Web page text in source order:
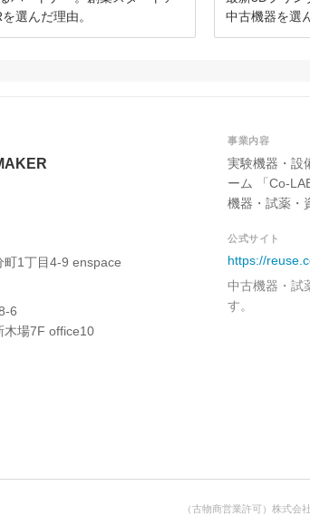
選んだ理由。
中古機器を選
町1丁目4-9 enspace
6
木場7F office10
事業内容
実験機器・設
ーム 「Co-
機器・試薬・
公式サイト
https://
中古機器・試
す。
（古物商営業許可）株式会